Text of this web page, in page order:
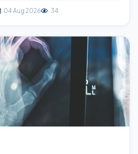
Anda menuju standar pelayanan
04 Aug 2026 34